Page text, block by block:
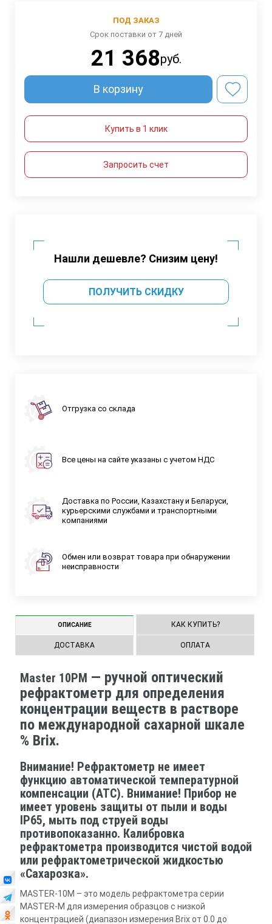
ПОД ЗАКАЗ
Срок поставки от 7 дней
21 368руб.
В корзину
Купить в 1 клик
Запросить счет
Нашли дешевле? Снизим цену!
ПОЛУЧИТЬ СКИДКУ
Отгрузка со склада
Все цены на сайте указаны с учетом НДС
Доставка по России, Казахстану и Беларуси,
курьерскими службами и транспортными
компаниями
Обмен или возврат товара при обнаружении
неисправности
ОПИСАНИЕ КАК КУПИТЬ?
ДОСТАВКА ОПЛАТА
Master 10PM — ручной оптический
рефрактометр для определения
концентрации веществ в растворе
по международной сахарной шкале
% Brix.
Внимание! Рефрактометр не имеет
функцию автоматической температурной
компенсации (ATC). Внимание! Прибор не
имеет уровень защиты от пыли и воды
IP65, мыть под струей воды
противопоказанно. Калибровка
рефрактометра производится чистой водой
или рефрактометрической жидкостью
«Сахарозка».
MASTER-10М – это модель рефрактометра серии
MASTER-М для измерения образцов с низкой
концентрацией (диапазон измерения Brix от 0.0 до